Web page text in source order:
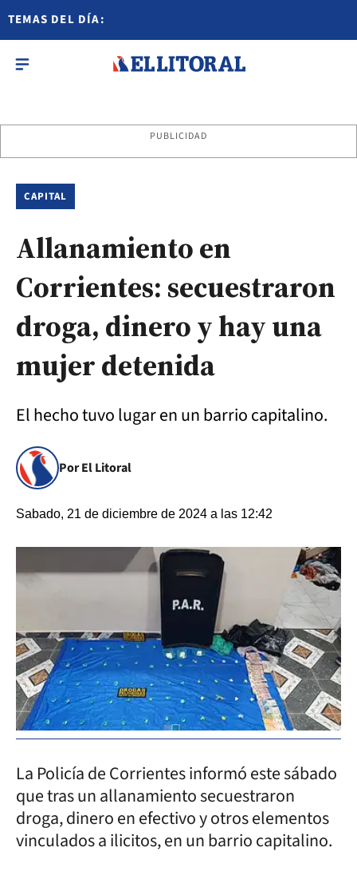
TEMAS DEL DÍA:
PUBLICIDAD
CAPITAL
Allanamiento en
Corrientes: secuestraron
droga, dinero y hay una
mujer detenida
El hecho tuvo lugar en un barrio capitalino.
Por El Litoral
Sabado, 21 de diciembre de 2024 a las 12:42
La Policía de Corrientes informó este sábado
que tras un allanamiento secuestraron
droga, dinero en efectivo y otros elementos
vinculados a ilicitos, en un barrio capitalino.